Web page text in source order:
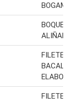
ALIÑADO
FILETE
FILETE